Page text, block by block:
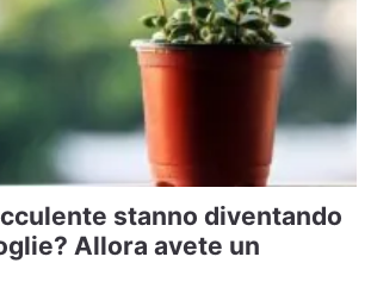
stanno diventando
Allora avete un